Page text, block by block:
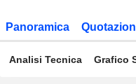
Panoramica
Analisi Tecnica Grafico